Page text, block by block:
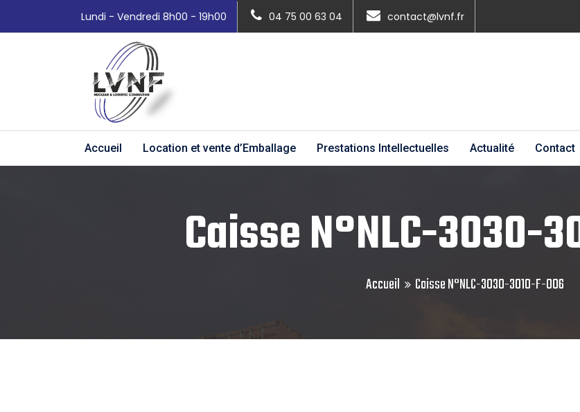
Lundi - Vendredi 8h00 - 19h00 04 75 00 63 04 contact@lvnf.fr
Accueil Location et vente d’Emballage Prestations Intellectuelles Actualité Contact
Caisse N°NLC-3030-
Accueil Caisse N°NLC-3030-3010-F-006